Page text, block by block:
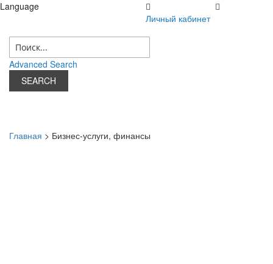
Language
Личный кабинет
Advanced Search
SEARCH
Главная > Бизнес-услуги, финансы